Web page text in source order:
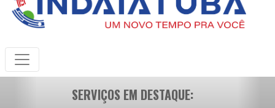
SERVIÇOS EM DESTAQUE: